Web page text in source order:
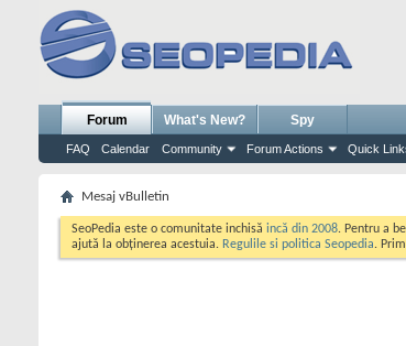
Forum
FAQ Calendar Community Forum Actions Quick
What's New? Spy
Mesaj vBulletin
SeoPedia este o comunitate inchisă incă din 2008. Pentru a
ajută la obținerea acestuia. Regulile si politica Seopedia.